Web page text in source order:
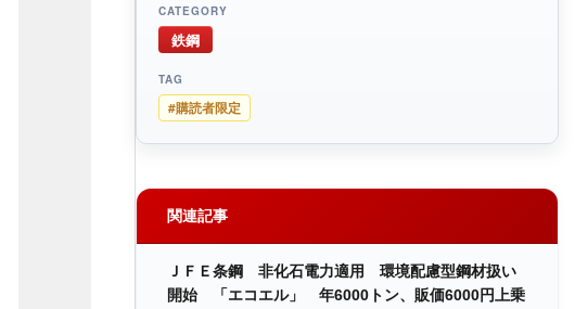
CATEGORY
鉄鋼
TAG
#購読者限定
関連記事
ＪＦＥ条鋼 非化石電力適用 環境配慮型鋼材扱い
開始 「エコエル」 年6000トン、販価6000円上乗